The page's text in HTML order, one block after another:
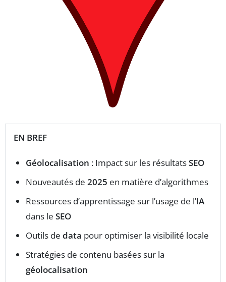
EN BREF
Géolocalisation : Impact sur les résultatsSEO
Nouveautés de 2025 en matière d’algorithmes
Ressources d’apprentissage sur l’usage de l’IA
dans le SEO
Outils de data pour optimiser la visibilité locale
Stratégies de contenu basées sur la
géolocalisation